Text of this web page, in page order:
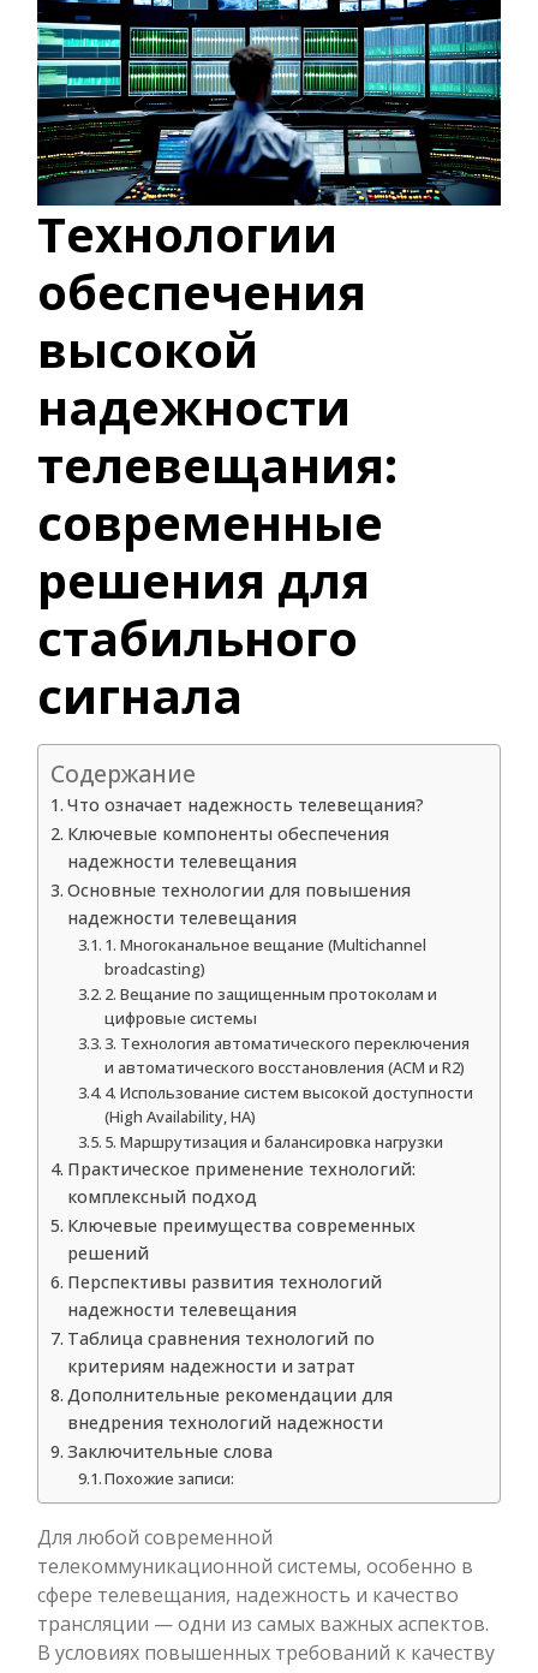
Технологии
обеспечения
высокой
надежности
телевещания:
современные
решения для
стабильного
сигнала
Содержание
Что означает надежность телевещания?
Ключевые компоненты обеспечения
надежности телевещания
Основные технологии для повышения
надежности телевещания
1. Многоканальное вещание (Multichannel
broadcasting)
2. Вещание по защищенным протоколам и
цифровые системы
3. Технология автоматического переключения
и автоматического восстановления (ACM и R2)
4. Использование систем высокой доступности
(High Availability, HA)
5. Маршрутизация и балансировка нагрузки
Практическое применение технологий:
комплексный подход
Ключевые преимущества современных
решений
Перспективы развития технологий
надежности телевещания
Таблица сравнения технологий по
критериям надежности и затрат
Дополнительные рекомендации для
внедрения технологий надежности
Заключительные слова
Похожие записи:
Для любой современной
телекоммуникационной системы, особенно в
сфере телевещания, надежность и качество
трансляции — одни из самых важных аспектов.
В условиях повышенных требований к качеству